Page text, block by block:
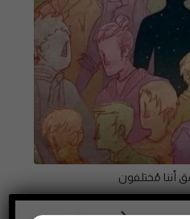
أننا مُختلفون